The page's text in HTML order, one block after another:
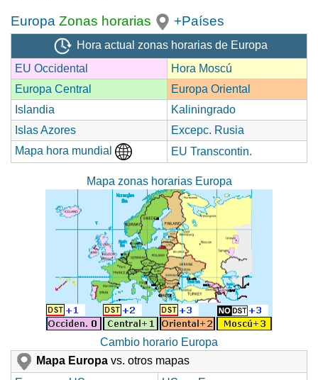
Europa Zonas horarias +Países
Hora actual zonas horarias de Europa
EU Occidental
Hora Moscú
Europa Central
Europa Oriental
Islandia
Kaliningrado
Islas Azores
Excepc. Rusia
Mapa hora mundial
EU Transcontin.
Mapa zonas horarias Europa
Cambio horario Europa
Mapa Europa vs. otros mapas